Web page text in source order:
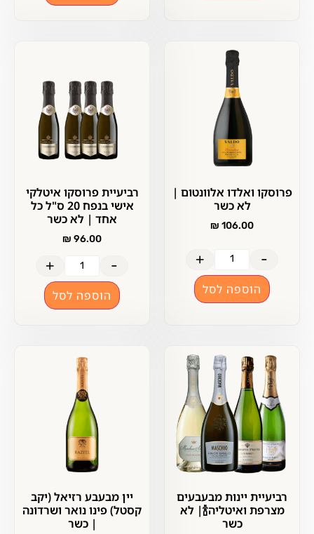
פרוסקו ואלדו אלוונטום |
לא כשר
₪ 106.00
-
+
הוספה לסל
רביעיית פרוסקו איטלקי
אישי בנפח 20 ס"ל כל
אחד | לא כשר
₪ 96.00
-
+
הוספה לסל
רביעיית יינות מבעבעים
מצרפת ואיטליה🍾| לא
כשר
יין מבעבע רזיאל (יקב
קסטל) פינו נואר ושרדונה
| כשר